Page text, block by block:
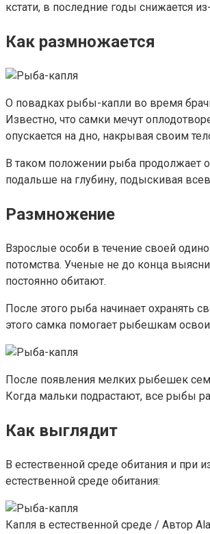
кстати, в последние годы снижается
Как размножается
О повадках рыбы-капли во время
Известно, что самки мечут
опускается на дно, накрывая своим
В таком положении рыба продолжает
подальше на глубину, подыскивая
Размножение
Взрослые особи в течение своей
потомства. Ученые не до конца
постоянно обитают.
После этого рыба начинает охранять
этого самка помогает рыбешкам
После появления мелких рыбешек
Когда мальки подрастают, все рыбы
Как выглядит
В естественной среде обитания и
естественной среде обитания:
Капля в естественной среде / Автор